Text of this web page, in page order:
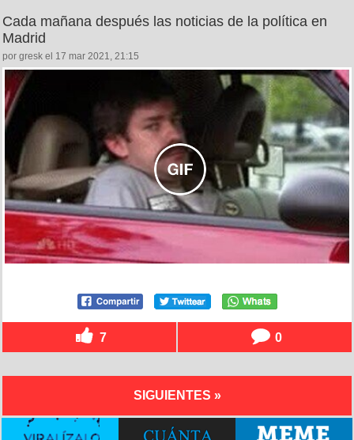
Cada mañana después las noticias de la política en
Madrid
por gresk el 17 mar 2021, 21:15
7 0
SIGUIENTES »